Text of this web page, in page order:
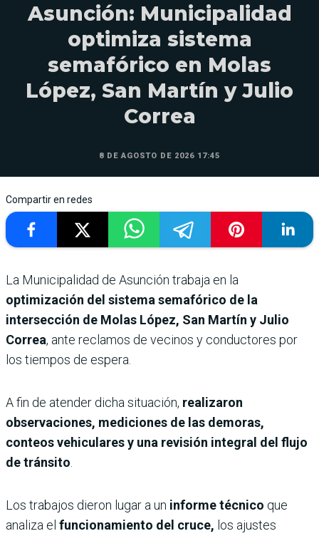
Asunción: Municipalidad
optimiza sistema
semafórico en Molas
López, San Martín y Julio
Correa
8 DE AGOSTO DE 2026 17:45
Compartir en redes
La Municipalidad de Asunción trabaja en la
optimización del sistema semafórico de la
intersección de Molas López, San Martín y Julio
Correa, ante reclamos de vecinos y conductores por
los tiempos de espera.
A fin de atender dicha situación, realizaron
observaciones, mediciones de las demoras,
conteos vehiculares y una revisión integral del flujo
de tránsito
Los trabajos dieron lugar a un informe técnico que
analiza el funcionamiento del cruce, los ajustes